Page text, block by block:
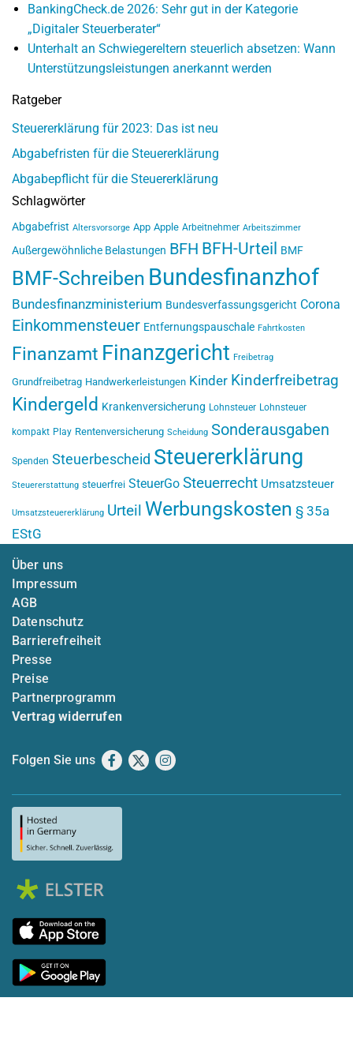
BankingCheck.de 2026: Sehr gut in der Kategorie
„Digitaler Steuerberater“
Unterhalt an Schwiegereltern steuerlich absetzen: Wann
Unterstützungsleistungen anerkannt werden
Ratgeber
Steuererklärung für 2023: Das ist neu
Abgabefristen für die Steuererklärung
Abgabepflicht für die Steuererklärung
Schlagwörter
Abgabefrist Altersvorsorge App Apple Arbeitnehmer Arbeitszimmer
Außergewöhnliche Belastungen BFH BFH-Urteil BMF
BMF-Schreiben Bundesfinanzhof
Bundesfinanzministerium Bundesverfassungsgericht Corona
Einkommensteuer Entfernungspauschale Fahrtkosten
Finanzamt Finanzgericht Freibetrag
Grundfreibetrag Handwerkerleistungen Kinder Kinderfreibetrag
Kindergeld Krankenversicherung Lohnsteuer Lohnsteuer
kompakt Play Rentenversicherung Scheidung Sonderausgaben
Spenden Steuerbescheid Steuererklärung
Steuererstattung steuerfrei SteuerGo Steuerrecht Umsatzsteuer
Umsatzsteuererklärung Urteil Werbungskosten § 35a
EStG
Über uns
Impressum
AGB
Datenschutz
Barrierefreiheit
Presse
Preise
Partnerprogramm
Vertrag widerrufen
Folgen Sie uns Facebook
X Instagram